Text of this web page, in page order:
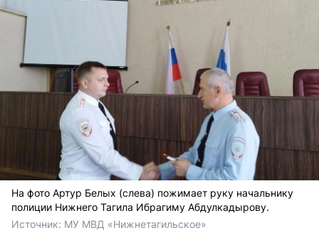
На фото Артур Белых (слева) пожимает руку начальнику
полиции Нижнего Тагила Ибрагиму Абдулкадырову.
Источник: МУ МВД «Нижнетагильское»